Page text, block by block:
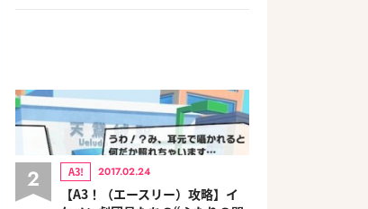
2 A3! 2017.02.24
【A3！（エースリー）攻略】イ